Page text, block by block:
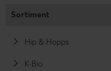
Sortiment
Hip & Hopps
K-Bio